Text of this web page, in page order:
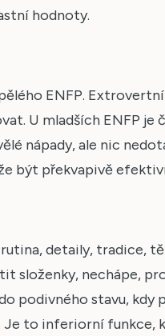
hodnoty.
ENFP.
U mladších ENFP je
nápady, ale nic
být překvapivě
detaily, tradice,
složenky, nechápe,
podivného stavu, kdy
to inferiorní funkce,